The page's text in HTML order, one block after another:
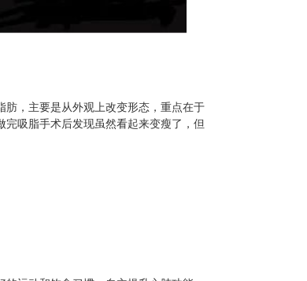
肪，主要是从外观上改变形态，重点在于
吸脂手术后发现虽然看起来变瘦了，但